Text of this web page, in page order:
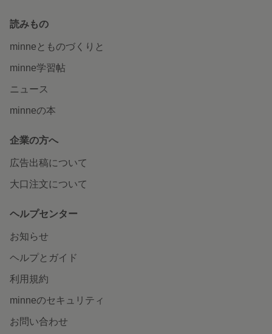
読みもの
minneとものづくりと
minne学習帖
ニュース
minneの本
企業の方へ
広告出稿について
大口注文について
ヘルプセンター
お知らせ
ヘルプとガイド
利用規約
minneのセキュリティ
お問い合わせ